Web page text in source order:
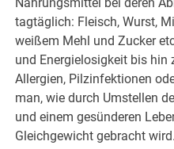
tagtäglich: Fleisch, Wurst,
weißem Mehl und Zucker
und Energielosigkeit bis hin
Allergien, Pilzinfektionen
man, wie durch Umstellen
und einem gesünderen
Gleichgewicht gebracht